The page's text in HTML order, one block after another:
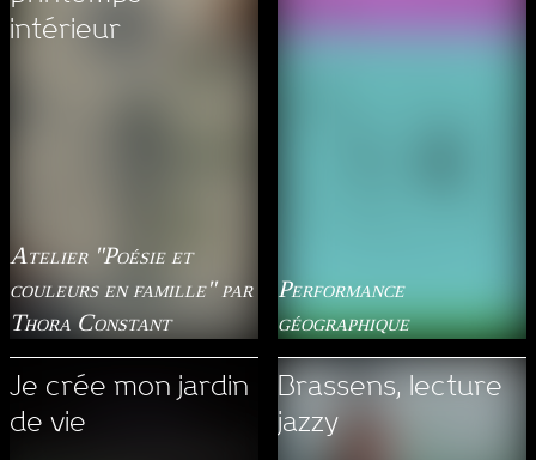
intérieur
Atelier "Poésie et
couleurs en famille" par
Thora Constant
Je crée mon jardin
de vie
Performance
géographique
Brassens, lecture
jazzy